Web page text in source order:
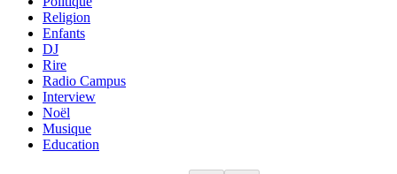
Religion
Enfants
DJ
Rire
Radio Campus
Interview
Noël
Musique
Education